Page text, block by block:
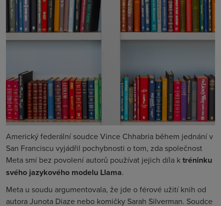
Americký federální soudce Vince Chhabria během jednání v
San Franciscu vyjádřil pochybnosti o tom, zda společnost
Meta smí bez povolení autorů používat jejich díla ktréninku
svého jazykového modelu Llama.
Meta u soudu argumentovala, že jde o férové užití knih od
autora Junota Diaze nebo komičky Sarah Silverman. Soudce